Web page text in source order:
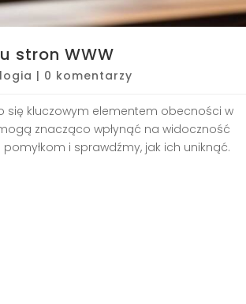
stron WWW
| 0 komentarzy
się kluczowym elementem obecności w
znacząco wpłynąć na widoczność
i sprawdźmy, jak ich uniknąć.